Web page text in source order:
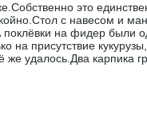
это
с навесом и
на фидер были
присутствие
же удалось.Два